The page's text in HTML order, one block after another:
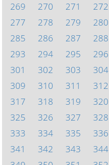
269
270 271 272
277
278 279 280
285
286 287 288
293
294 295 296
301
302 303 304
309
310 311 312
317
318 319 320
325
326 327 328
333
334 335 336
341
342 343 344